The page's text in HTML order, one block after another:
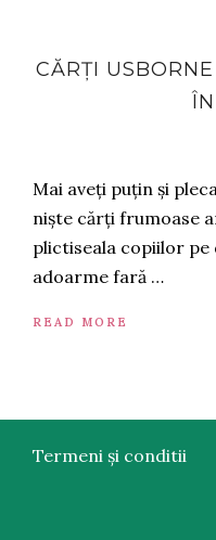
CĂRȚI
Mai aveți puțin și
niște cărți frumoase
plictiseala copiilor pe
adoarme fară …
READ MORE
Termeni și conditii